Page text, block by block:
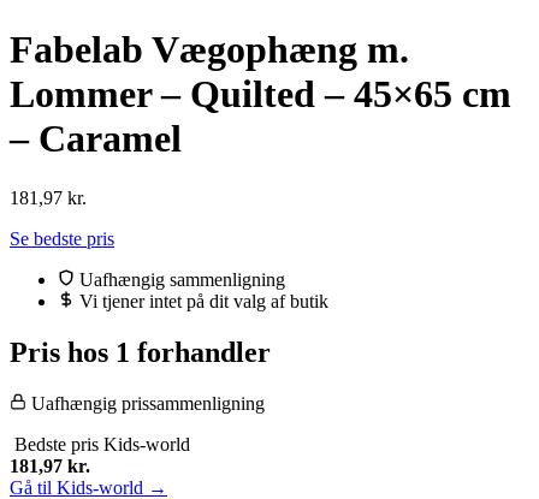
Fabelab Vægophæng m.
Lommer – Quilted – 45×65 cm
– Caramel
181,97 kr.
Se bedste pris
Uafhængig sammenligning
Vi tjener intet på dit valg af butik
Pris hos 1 forhandler
Uafhængig prissammenligning
Bedste pris Kids-world
181,97 kr.
Gå til Kids-world →